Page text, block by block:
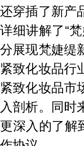
还穿插了新产
详细讲解了“
分展现梵婕缇
紧致化妆品行
紧致化妆品市
入剖析。同时
更深入的了解